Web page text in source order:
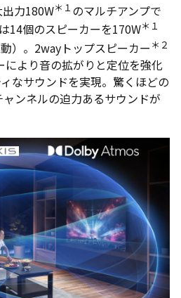
力180W＊１ のマルチアンプで
14個のスピーカーを170W＊１
）。2wayトップスピーカー ＊２
により音の拡がりと定位を強化
なサウンドを実現。驚くほどの
ンネルの迫力あるサウンドが